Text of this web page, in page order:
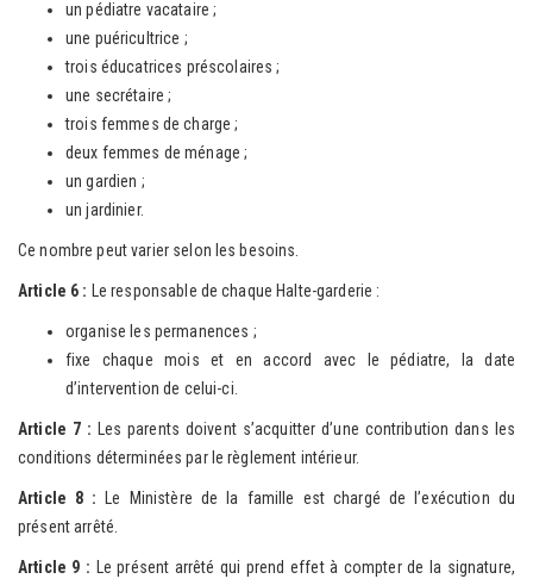
un pédiatre vacataire ;
une puéricultrice ;
trois éducatrices préscolaires ;
une secrétaire ;
trois femmes de charge ;
deux femmes de ménage ;
un gardien ;
un jardinier.
Ce nombre peut varier selon les besoins.
Article 6 : Le responsable de chaque Halte-garderie :
organise les permanences ;
fixe chaque mois et en accord avec le pédiatre, la date
d’intervention de celui-ci.
Article 7 : Les parents doivent s’acquitter d’une contribution dans les
conditions déterminées par le règlement intérieur.
Article 8 : Le Ministère de la famille est chargé de l’exécution du
présent arrêté.
Article 9 : Le présent arrêté qui prend effet à compter de la signature,